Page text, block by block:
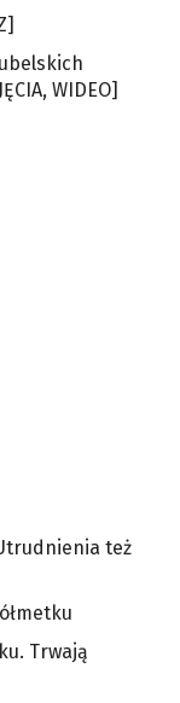
WIDEO]
też
Trwają